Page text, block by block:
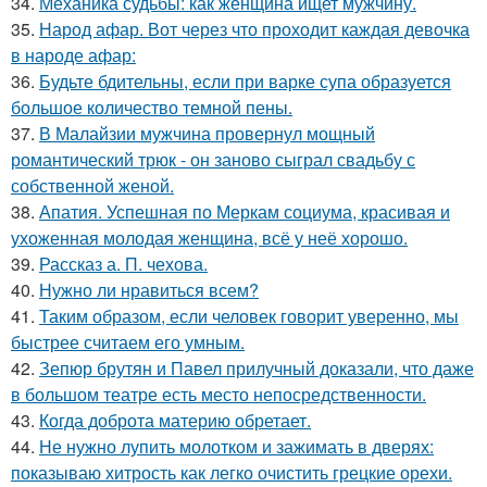
35. Народ афар. Вот через что проходит каждая девочка
в народе афар:
36. Будьте бдительны, если при варке супа образуется
большое количество темной пены.
37. В Малайзии мужчина провернул мощный
романтический трюк - он заново сыграл свадьбу с
собственной женой.
38. Апатия. Успешная по Меркам социума, красивая и
ухоженная молодая женщина, всё у неё хорошо.
39. Рассказ а. П. чехова.
40. Нужно ли нравиться всем?
41. Таким образом, если человек говорит уверенно, мы
быстрее считаем его умным.
42. Зепюр брутян и Павел прилучный доказали, что даже
в большом театре есть место непосредственности.
43. Когда доброта материю обретает.
44. Не нужно лупить молотком и зажимать в дверях:
показываю хитрость как легко очистить грецкие орехи.